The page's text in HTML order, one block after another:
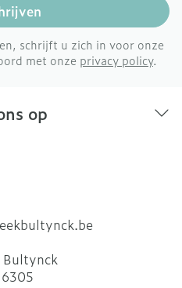
schrijft u zich in voor onze
met onze privacy policy.
op
Bultynck